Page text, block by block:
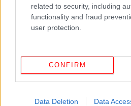
related to security, including
functionality and fraud
user protection.
CONFIRM
Data Deletion Data